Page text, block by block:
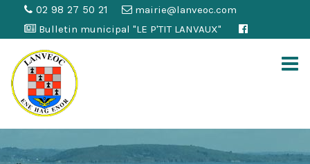
02 98 27 50 21
mairie@lanveoc.com
Bulletin municipal "LE P'TIT LANVAUX"